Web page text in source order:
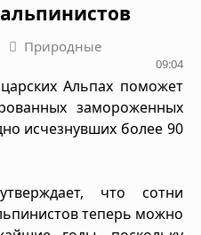
Природные
09:04
Альпах поможет
замороженных
исчезнувших более 90
что сотни
теперь можно